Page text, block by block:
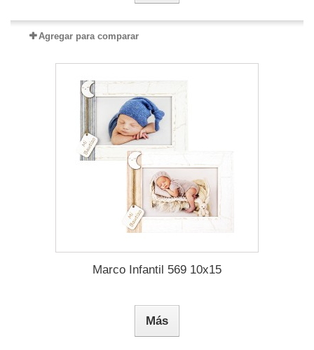
Agregar para comparar
Marco Infantil 569 10x15
Más